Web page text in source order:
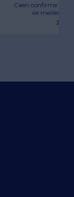
Caen confirme son
4e meilleure
29